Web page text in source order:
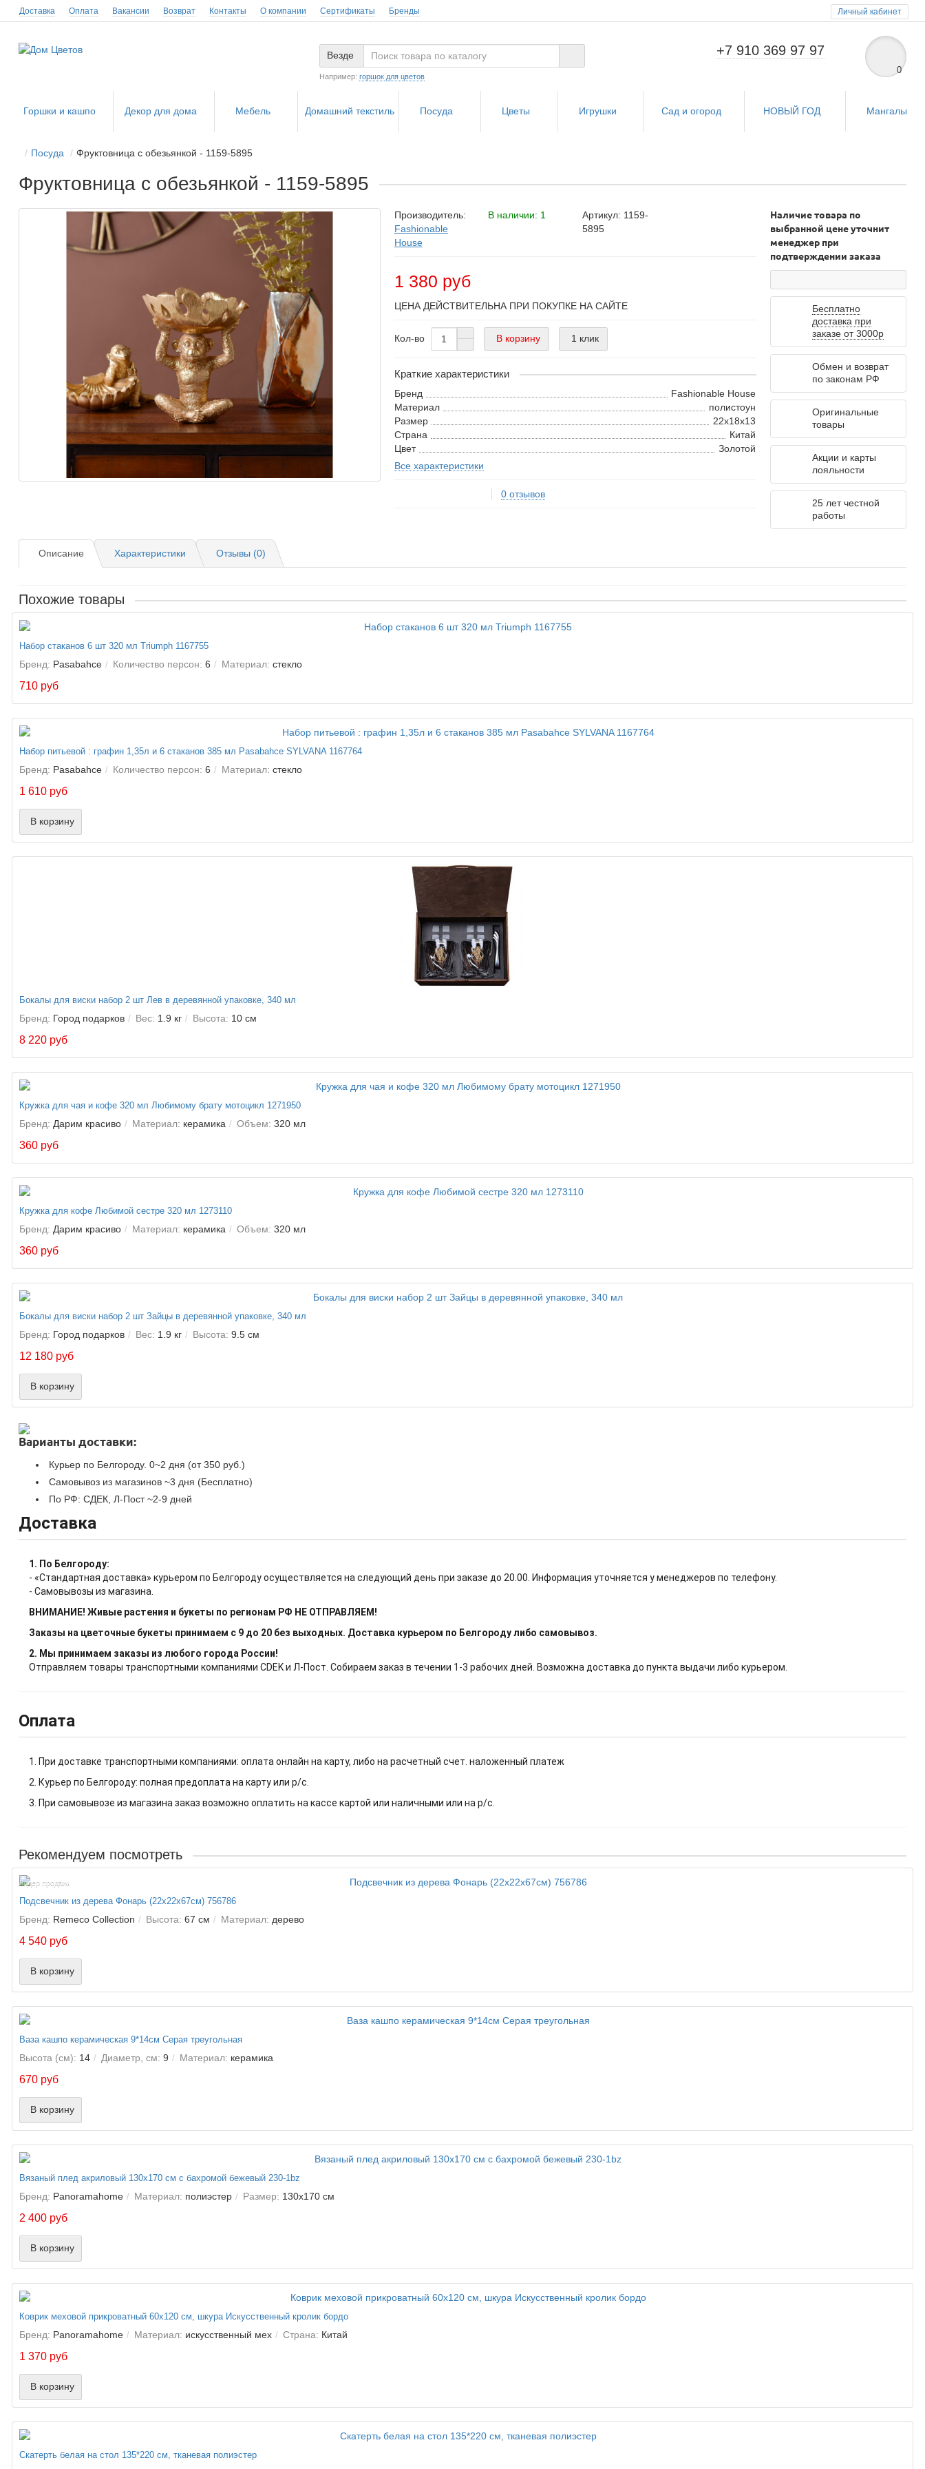
Личный кабинет
Доставка Оплата Вакансии Возврат Контакты О компании Сертификаты Бренды
+7 910 369 97 97
0
Везде
Например: горшок для цветов
Горшки и кашпо Декор для дома Мебель Домашний текстиль Посуда Цветы Игрушки Сад и огород НОВЫЙ ГОД Мангалы
Посуда Фруктовница с обезьянкой - 1159-5895
Фруктовница с обезьянкой - 1159-5895
Производитель:
Fashionable
House
В наличии: 1
Артикул: 1159-
5895
1 380 руб
ЦЕНА ДЕЙСТВИТЕЛЬНА ПРИ ПОКУПКЕ НА САЙТЕ
Кол-во В корзину 1 клик
Краткие характеристики
Бренд
Fashionable House
Материал
полистоун
Размер
22x18x13
Страна
Китай
Цвет
Золотой
Все характеристики
0 отзывов
Наличие товара по
выбранной цене уточнит
менеджер при
подтверждении заказа
Бесплатно
доставка при
заказе от 3000р
Обмен и возврат
по законам РФ
Оригинальные
товары
Акции и карты
лояльности
25 лет честной
работы
Описание Характеристики Отзывы (0)
Похожие товары
Набор стаканов 6 шт 320 мл Triumph 1167755
Бренд: Pasabahce Количество персон: 6 Материал: стекло
710 руб
Набор питьевой : графин 1,35л и 6 стаканов 385 мл Pasabahce SYLVANA 1167764
Бренд: Pasabahce Количество персон: 6 Материал: стекло
1 610 руб
В корзину
Бокалы для виски набор 2 шт Лев в деревянной упаковке, 340 мл
Бренд: Город подарков Вес: 1.9 кг Высота: 10 см
8 220 руб
Кружка для чая и кофе 320 мл Любимому брату мотоцикл 1271950
Бренд: Дарим красиво Материал: керамика Объем: 320 мл
360 руб
Кружка для кофе Любимой сестре 320 мл 1273110
Бренд: Дарим красиво Материал: керамика Объем: 320 мл
360 руб
Бокалы для виски набор 2 шт Зайцы в деревянной упаковке, 340 мл
Бренд: Город подарков Вес: 1.9 кг Высота: 9.5 см
12 180 руб
В корзину
Варианты доставки:
Курьер по Белгороду. 0~2 дня (от 350 руб.)
Самовывоз из магазинов ~3 дня (Бесплатно)
По РФ: СДЕК, Л-Пост ~2-9 дней
Доставка
1. По Белгороду:
- «Стандартная доставка» курьером по Белгороду осуществляется на следующий день при заказе до 20.00. Информация уточняется у менеджеров по телефону.
- Самовывозы из магазина.
ВНИМАНИЕ! Живые растения и букеты по регионам РФ НЕ ОТПРАВЛЯЕМ!
Заказы на цветочные букеты принимаем с 9 до 20 без выходных. Доставка курьером по Белгороду либо самовывоз.
2. Мы принимаем заказы из любого города России!
Отправляем товары транспортными компаниями CDEK и Л-Пост. Собираем заказ в течении 1-3 рабочих дней. Возможна доставка до пункта выдачи либо курьером.
Оплата
1. При доставке транспортными компаниями: оплата онлайн на карту, либо на расчетный счет. наложенный платеж
2. Курьер по Белгороду: полная предоплата на карту или р/с.
3. При самовывозе из магазина заказ возможно оплатить на кассе картой или наличными или на р/с.
Рекомендуем посмотреть
Лидер продаж!
Подсвечник из дерева Фонарь (22х22х67см) 756786
Бренд: Remeco Collection Высота: 67 см Материал: дерево
4 540 руб
В корзину
Ваза кашпо керамическая 9*14см Серая треугольная
Высота (см): 14 Диаметр, см: 9 Материал: керамика
670 руб
В корзину
Вязаный плед акриловый 130х170 см с бахромой бежевый 230-1bz
Бренд: Panoramahome Материал: полиэстер Размер: 130х170 см
2 400 руб
В корзину
Коврик меховой прикроватный 60х120 см, шкура Искусственный кролик бордо
Бренд: Panoramahome Материал: искусственный мех Страна: Китай
1 370 руб
В корзину
Скатерть белая на стол 135*220 см, тканевая полиэстер